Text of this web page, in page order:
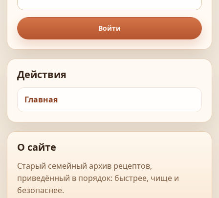
Войти
Действия
Главная
О сайте
Старый семейный архив рецептов,
приведённый в порядок: быстрее, чище и
безопаснее.